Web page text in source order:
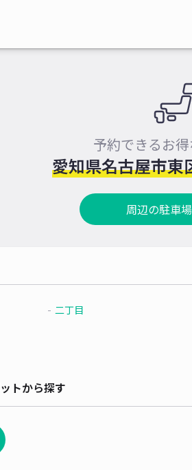
予約できるお
愛知県名古屋市東
周辺の駐車
二丁目
トから探す